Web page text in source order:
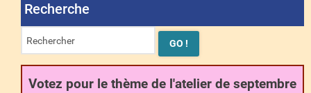
Recherche
Votez pour le thème de l'atelier de septembre